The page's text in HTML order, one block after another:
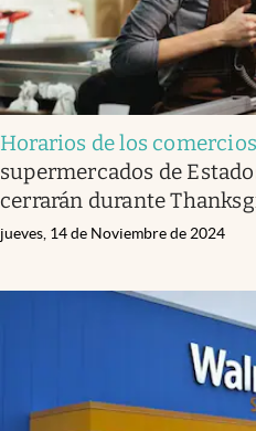
Horarios de los comercios
supermercados de
cerrarán durante
jueves, 14 de Noviembre de 2024